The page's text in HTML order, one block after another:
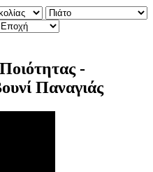
-
Παναγιάς